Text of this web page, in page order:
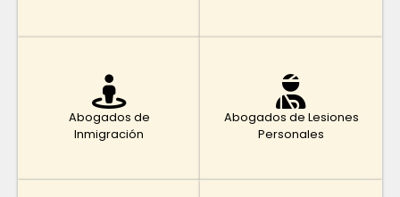
Abogados de
Inmigración
Abogados de Lesiones
Personales